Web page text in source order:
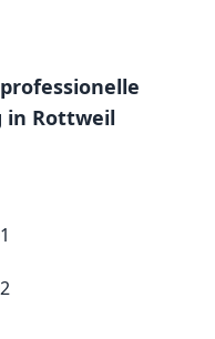
in Rottweil